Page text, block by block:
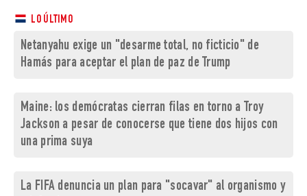
LO ÚLTIMO
Netanyahu exige un "desarme total, no ficticio" de
Hamás para aceptar el plan de paz de Trump
Maine: los demócratas cierran filas en torno a Troy
Jackson a pesar de conocerse que tiene dos hijos con
una prima suya
La FIFA denuncia un plan para "socavar" al organismo y